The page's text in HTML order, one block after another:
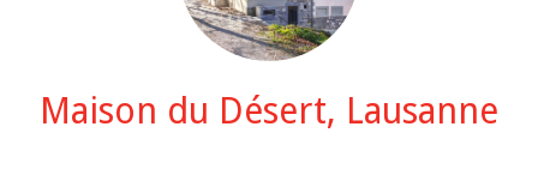
Maison du Désert, Lausanne